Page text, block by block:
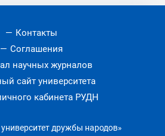
Контакты
Соглашения
научных журналов
сайт университета
кабинета РУДН
дружбы народов»